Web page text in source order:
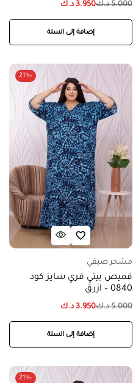
5.000 د.ك3.950 د.ك
إضافة إلى السلة
-21%
مشجر صيفي
قميص بيتي فري سايز كود
0840 – ازرق
5.000 د.ك3.950 د.ك
إضافة إلى السلة
-21%